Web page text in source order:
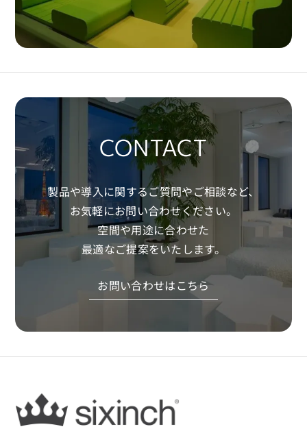
■ 同意について
CADデータのダウンロード・利用をもって、本規
Download
CONTACT
製品や導入に関するご質問やご相談など、
お気軽にお問い合わせください。
空間や用途に合わせた
最適なご提案をいたします。
お問い合わせはこちら